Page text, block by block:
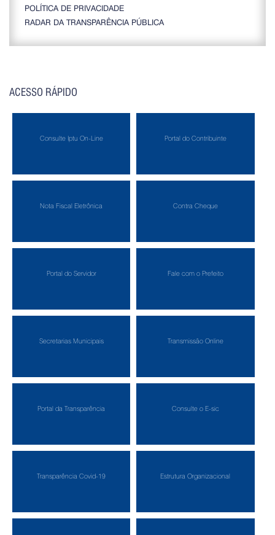
POLÍTICA DE PRIVACIDADE
RADAR DA TRANSPARÊNCIA PÚBLICA
ACESSO RÁPIDO
Consulte Iptu On-Line Portal do Contribuinte
Nota Fiscal Eletrônica Contra Cheque
Portal do Servidor Fale com o Prefeito
Secretarias Municipais Transmissão Online
Portal da Transparência Consulte o E-sic
Transparência Covid-19 Estrutura Organizacional